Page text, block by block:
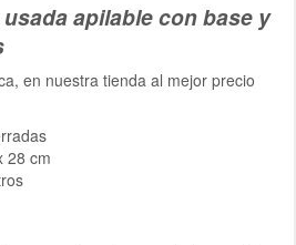
apilable con base y
en nuestra tienda al mejor precio
28 cm